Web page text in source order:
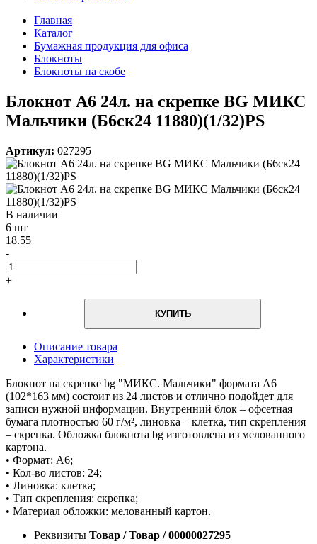
Главная
Каталог
Бумажная продукция для офиса
Блокноты
Блокноты на скобе
Блокнот А6 24л. на скрепке BG МИКС
Мальчики (Б6ск24 11880)(1/32)PS
Артикул: 027295
В наличии
6 шт
18.55
-
+
КУПИТЬ
Описание товара
Характеристики
Блокнот на скрепке bg "МИКС. Мальчики" формата А6
(102*163 мм) состоит из 24 листов и отлично подойдет для
записи нужной информации. Внутренний блок – офсетная
бумага плотностью 60 г/м², линовка – клетка, тип скрепления
– скрепка. Обложка блокнота bg изготовлена из мелованного
картона.
• Формат: А6;
• Кол-во листов: 24;
• Линовка: клетка;
• Тип скрепления: скрепка;
• Материал обложки: мелованный картон.
Реквизиты Товар / Товар / 00000027295